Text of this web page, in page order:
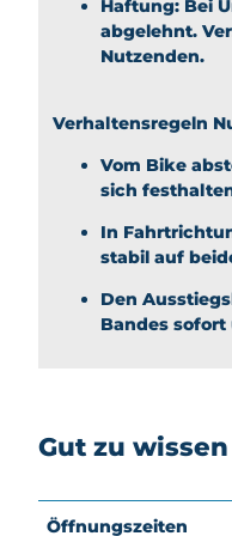
Haftung: Bei
abgelehnt.
Nutzenden.
Verhaltensregeln
Vom Bike
sich
In
stabil auf
Den
Bandes
Gut zu wissen
Öffnungszeiten